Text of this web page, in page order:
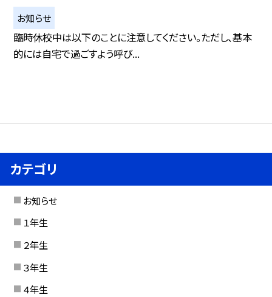
お知らせ
臨時休校中は以下のことに注意してください。ただし、基本
的には自宅で過ごすよう呼び...
カテゴリ
お知らせ
１年生
２年生
３年生
４年生